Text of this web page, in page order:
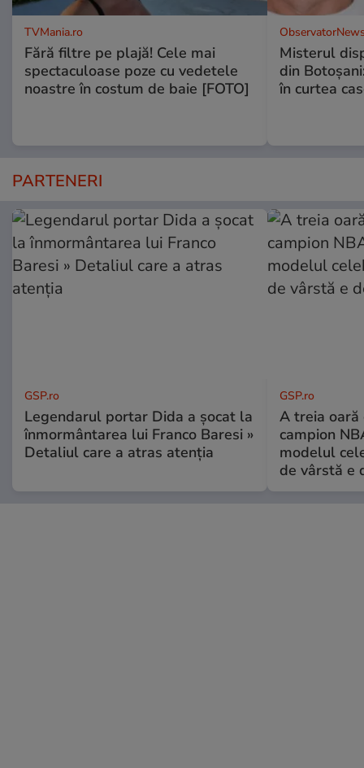
TVMania.ro
Fără filtre pe plajă! Cele mai
spectaculoase poze cu vedetele
noastre în costum de baie [FOTO]
Misterul
din
în curtea
PARTENERI
GSP.ro
Legendarul portar Dida a șocat la
înmormântarea lui Franco Baresi »
Detaliul care a atras atenția
GSP.ro
A treia oară
campion
modelul
de vârstă e